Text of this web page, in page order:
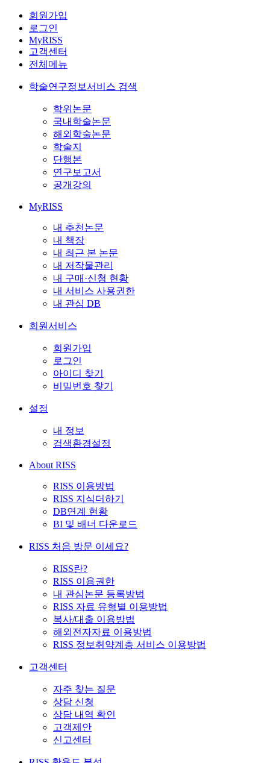
회원가입
로그인
MyRISS
고객센터
전체메뉴
학술연구정보서비스 검색
학위논문
국내학술논문
해외학술논문
학술지
단행본
연구보고서
공개강의
MyRISS
내 추천논문
내 책장
내 최근 본 논문
내 저작물관리
내 구매·신청 현황
내 서비스 사용권한
내 관심 DB
회원서비스
회원가입
로그인
아이디 찾기
비밀번호 찾기
설정
내 정보
검색환경설정
About RISS
RISS 이용방법
RISS 지식더하기
DB연계 현황
BI 및 배너 다운로드
RISS 처음 방문 이세요?
RISS란?
RISS 이용권한
내 관심논문 등록방법
RISS 자료 유형별 이용방법
복사/대출 이용방법
해외전자자료 이용방법
RISS 정보취약계층 서비스 이용방법
고객센터
자주 찾는 질문
상담 신청
상담 내역 확인
고객제안
신고센터